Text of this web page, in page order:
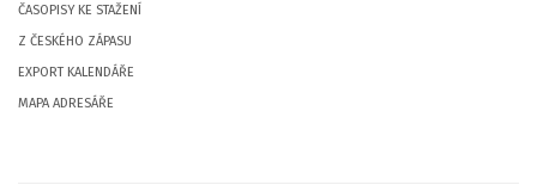
ČASOPISY KE STAŽENÍ
Z ČESKÉHO ZÁPASU
EXPORT KALENDÁŘE
MAPA ADRESÁŘE